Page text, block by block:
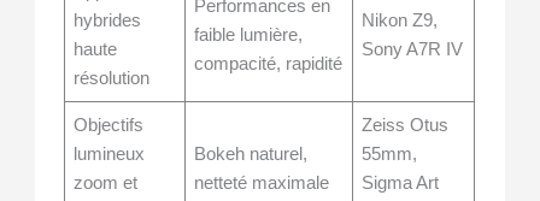
hybrides
haute
résolution
Performances en
faible lumière,
compacité, rapidité
Nikon Z9,
Sony A7R IV
Objectifs
lumineux
zoom et
Bokeh naturel,
netteté maximale
Zeiss Otus
55mm,
Sigma Art